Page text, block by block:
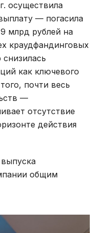
осуществила
— погасила
млрд рублей на
краудфандинговых
снизилась
как ключевого
почти весь
—
отсутствие
действия
общим